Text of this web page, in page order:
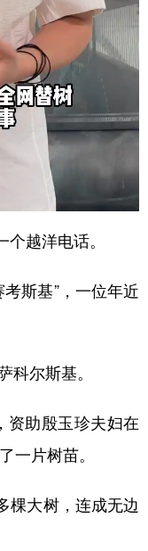
江苏
江西
重庆
宁夏
江越洋电话。
斯基”，一位年近
尔斯基。
助殷玉珍夫妇在
一片树苗。
大树，连成无边